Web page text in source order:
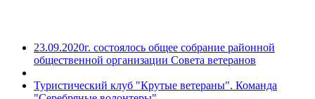
23.09.2020г. состоялось общее собрание районной
общественной организации Совета ветеранов
Туристический клуб "Крутые ветераны". Команда